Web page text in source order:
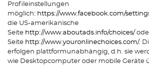
Profileinstellungen
möglich: https://www.facebook.com/
die US-amerikanische
Seite http://www.aboutads.info/choices/
Seite http://www.youronlinechoices.com/.
erfolgen plattformunabhängig, d.h. sie
wie Desktopcomputer oder mobile Geräte